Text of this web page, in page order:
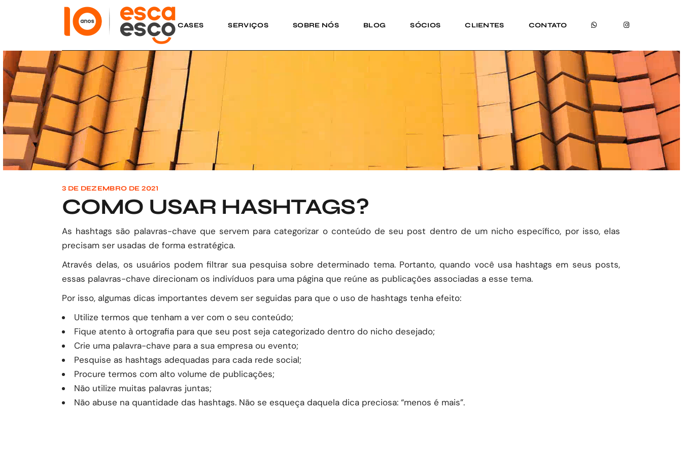
CASES SERVIÇOS SOBRE NÓS BLOG SÓCIOS CLIENTES CONTATO
3 DE DEZEMBRO DE 2021
COMO USAR HASHTAGS?
As hashtags são palavras-chave que servem para categorizar o conteúdo de seu post dentro de um nicho específico, por isso, elas
precisam ser usadas de forma estratégica.
Através delas, os usuários podem filtrar sua pesquisa sobre determinado tema. Portanto, quando você usa hashtags em seus posts,
essas palavras-chave direcionam os indivíduos para uma página que reúne as publicações associadas a esse tema.
Por isso, algumas dicas importantes devem ser seguidas para que o uso de hashtags tenha efeito:
Utilize termos que tenham a ver com o seu conteúdo;
Fique atento à ortografia para que seu post seja categorizado dentro do nicho desejado;
Crie uma palavra-chave para a sua empresa ou evento;
Pesquise as hashtags adequadas para cada rede social;
Procure termos com alto volume de publicações;
Não utilize muitas palavras juntas;
Não abuse na quantidade das hashtags. Não se esqueça daquela dica preciosa: “menos é mais”.